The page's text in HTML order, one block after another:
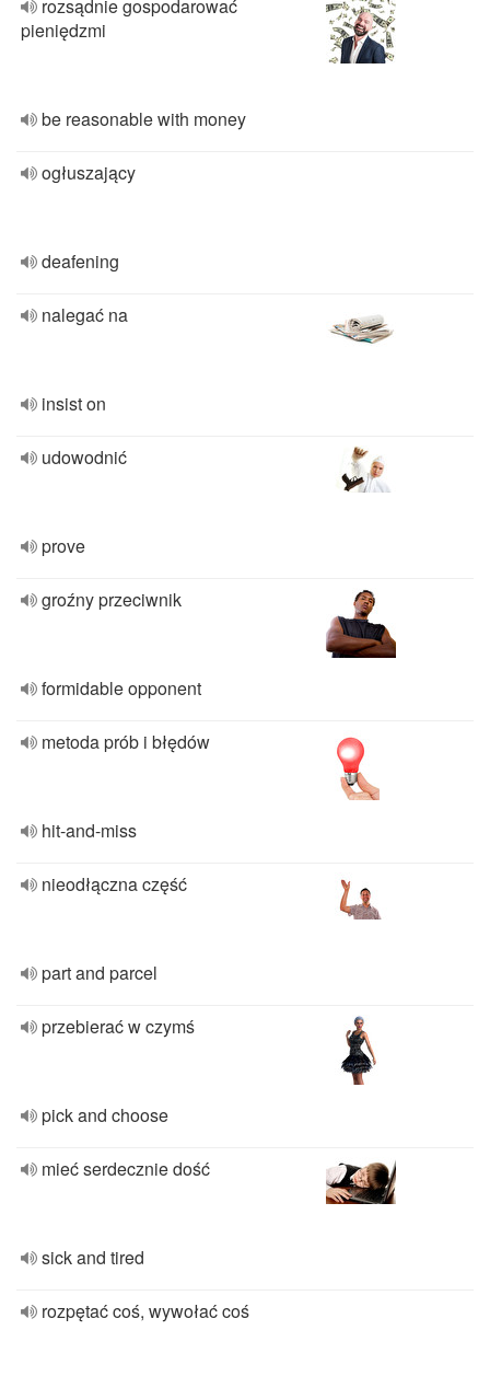
rozsądnie gospodarować
pieniędzmi
be reasonable with money
ogłuszający
deafening
nalegać na
insist on
udowodnić
prove
groźny przeciwnik
formidable opponent
metoda prób i błędów
hit-and-miss
nieodłączna część
part and parcel
przebierać w czymś
pick and choose
mieć serdecznie dość
sick and tired
rozpętać coś, wywołać coś